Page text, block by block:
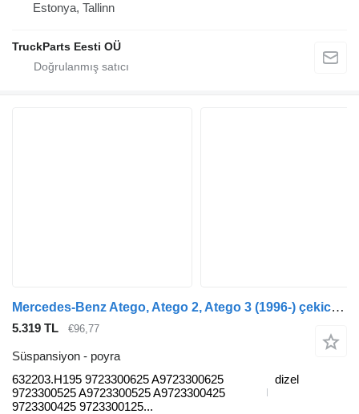
Estonya, Tallinn
TruckParts Eesti OÜ
Mercedes-Benz Atego, Atego 2, Atego 3 (1996-) çekici için Mercedes-Benz atego 816 (01.98-12.04) 632203.H195 poyra
5.319 TL €96,77
Süspansiyon - poyra
632203.H195 9723300625 A9723300625
9723300525 A9723300525 A9723300425
9723300425 9723300125...
dizel